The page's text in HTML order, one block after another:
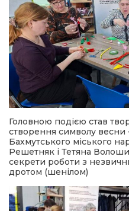
Головною подією став
створення символу
Бахмутського міського
Решетняк і Тетяна
секрети роботи з
дротом (шенілом)